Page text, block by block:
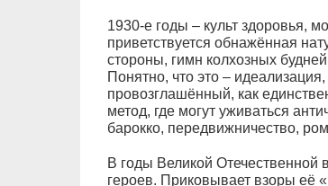
1930-е годы – культ здоровья,
приветствуется обнажённая
стороны, гимн колхозных
Понятно, что это –
провозглашённый, как
метод, где могут уживаться
барокко, передвижничество,
В годы Великой
героев. Приковывает взоры её